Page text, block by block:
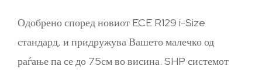
Одобрено според новиот ECE R129 i-Size
стандард, и придружува Вашето малечко од
раѓање па се до 75см во висина. SHP системот